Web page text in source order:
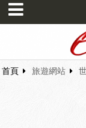
首頁 旅遊網站